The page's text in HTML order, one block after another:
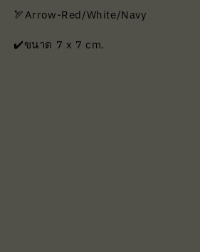
🏹Arrow-Red/White/Navy
✔️ขนาด 7 x 7 cm.